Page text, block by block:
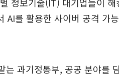
AI를 활용한 사이버 공격 가
는 과기정통부, 공공 분야를